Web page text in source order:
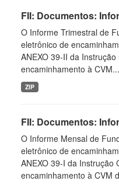
FII: Documentos:
O Informe Trimestral de
eletrônico de
ANEXO 39-II da
encaminhamento à CVM...
ZIP
FII: Documentos:
O Informe Mensal de
eletrônico de
ANEXO 39-I da Instrução
encaminhamento à CVM